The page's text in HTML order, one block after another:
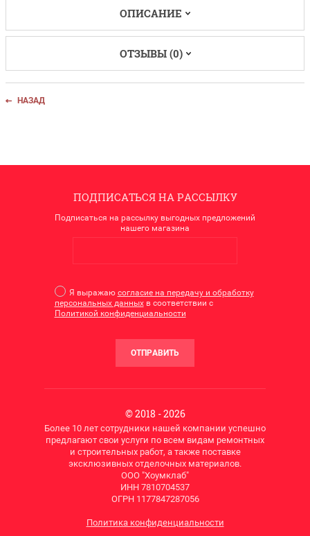
ОПИСАНИЕ
ОТЗЫВЫ (0)
НАЗАД
ПОДПИСАТЬСЯ НА РАССЫЛКУ
Подписаться на рассылку выгодных предложений
нашего магазина
Я выражаю согласие на передачу и обработку
персональных данныхв соответствии с
Политикой конфиденциальности
ОТПРАВИТЬ
© 2018 - 2026
Более 10 лет сотрудники нашей компании успешно
предлагают свои услуги по всем видам ремонтных
и строительных работ, а также поставке
эксклюзивных отделочных материалов.
ООО "Хоумклаб"
ИНН 7810704537
ОГРН 1177847287056
Политика конфиденциальности